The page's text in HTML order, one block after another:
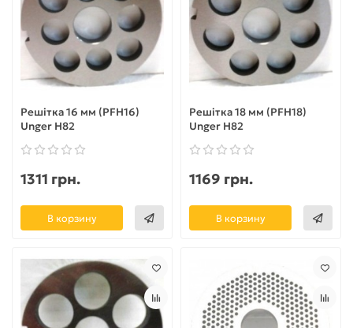
Решітка 16 мм (PFH16)
Unger H82
1311 грн.
В корзину
Решітка 18 мм (PFH18)
Unger H82
1169 грн.
В корзину